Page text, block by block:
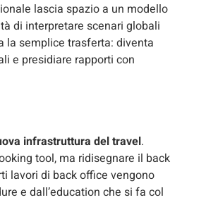
lascia spazio a un modello
di interpretare scenari globali
la semplice trasferta: diventa
e presidiare rapporti con
infrastruttura del travel.
tool, ma ridisegnare il back
lavori di back office vengono
e dall’education che si fa col